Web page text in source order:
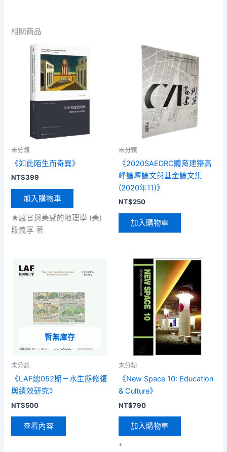
相關商品
未分類
《如此陌生而奇異》
NT$399
加入購物車
★感官與美感的地理學 (美)
段義孚 著
未分類
《2020SAEDRC體育建築高
峰論壇論文與基金論文集
(2020年11)》
NT$250
加入購物車
暫無庫存
未分類
《LAF總052期－水生態修復
與績效研究》
NT$500
查看內容
未分類
《New Space 10: Education
& Culture》
NT$790
加入購物車
*